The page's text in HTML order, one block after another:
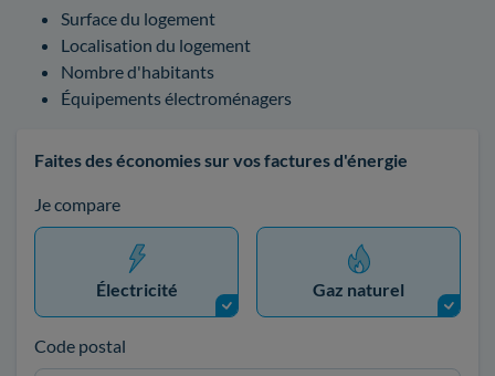
Surface du logement
Localisation du logement
Nombre d'habitants
Équipements électroménagers
Faites des économies sur vos factures d'énergie
Je compare
Électricité Gaz naturel
Code postal